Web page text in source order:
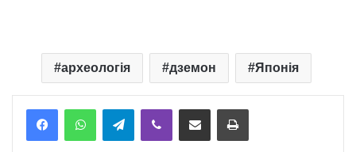
археологія дземон Японія
TelegramViber Надіслати електронною поштоюНадрукувати